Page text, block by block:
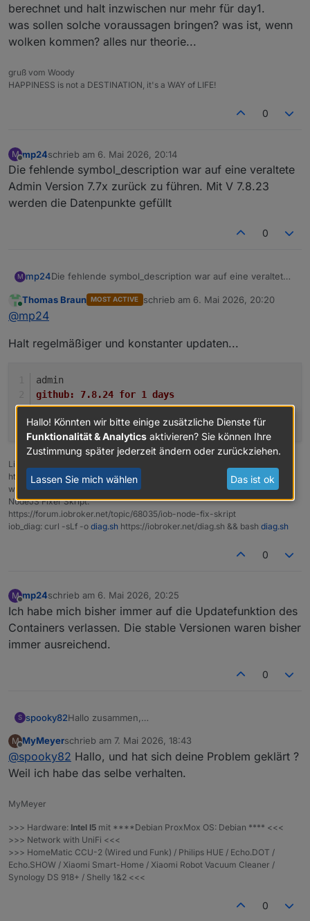
berechnet und halt inzwischen nur mehr für day1.
was sollen solche voraussagen bringen? was ist, wenn
wolken kommen? alles nur theorie...
gruß vom Woody
HAPPINESS is not a DESTINATION, it's a WAY of LIFE!
0
M
Offline
mp24schrieb am 6. Mai 2026, 20:14
zuletzt editiert von
Die fehlende symbol_description war auf eine veraltete
Admin Version 7.7x zurück zu führen. Mit V 7.8.23
werden die Datenpunkte gefüllt
0
M mp24Die fehlende symbol_description war auf eine veraltete
werden die Datenpunkte gefüllt
Online
Thomas Braun MOST ACTIVE schrieb am 6. Mai 2026, 20:20
zuletzt editiert von
@mp24
Halt regelmäßiger und konstanter updaten...
admin
github:	7.8.24 for 1 days
latest:	7.8.24 for 1 days
stable:	7.8.23 for 9 days
Linux-Werkzeugkasten:
https://forum.iobroker.net/topic/42952/der-kleine-iobroker-linux-
werkzeugkasten
NodeJS Fixer Skript:
https://forum.iobroker.net/topic/68035/iob-node-fix-skript
iob_diag: curl -sLf -o diag.sh https://iobroker.net/diag.sh && bash diag.sh
0
M
Offline
mp24schrieb am 6. Mai 2026, 20:25
zuletzt editiert von
Ich habe mich bisher immer auf die Updatefunktion des
Containers verlassen. Die stable Versionen waren bisher
immer ausreichend.
0
S spooky82Hallo zusammen,
zurecht, denn meine Location wird nicht gefunden.
Was mache ich falsch?
M
Offline
MyMeyerschrieb am 7. Mai 2026, 18:43
zuletzt editiert von
@spooky82 Hallo, und hat sich deine Problem geklärt ?
Weil ich habe das selbe verhalten.
MyMeyer
>>> Hardware: Intel I5 mit ****Debian ProxMox OS: Debian **** <<<
>>> Network with UniFi <<<
>>> HomeMatic CCU-2 (Wired und Funk) / Philips HUE / Echo.DOT /
Echo.SHOW / Xiaomi Smart-Home / Xiaomi Robot Vacuum Cleaner /
Synology DS 918+ / Shelly 1&2 <<<
0
Hallo! Könnten wir bitte einige zusätzliche Dienste für
Funktionalität & Analytics aktivieren? Sie können Ihre
Zustimmung später jederzeit ändern oder zurückziehen.
Lassen Sie mich wählen Das ist ok